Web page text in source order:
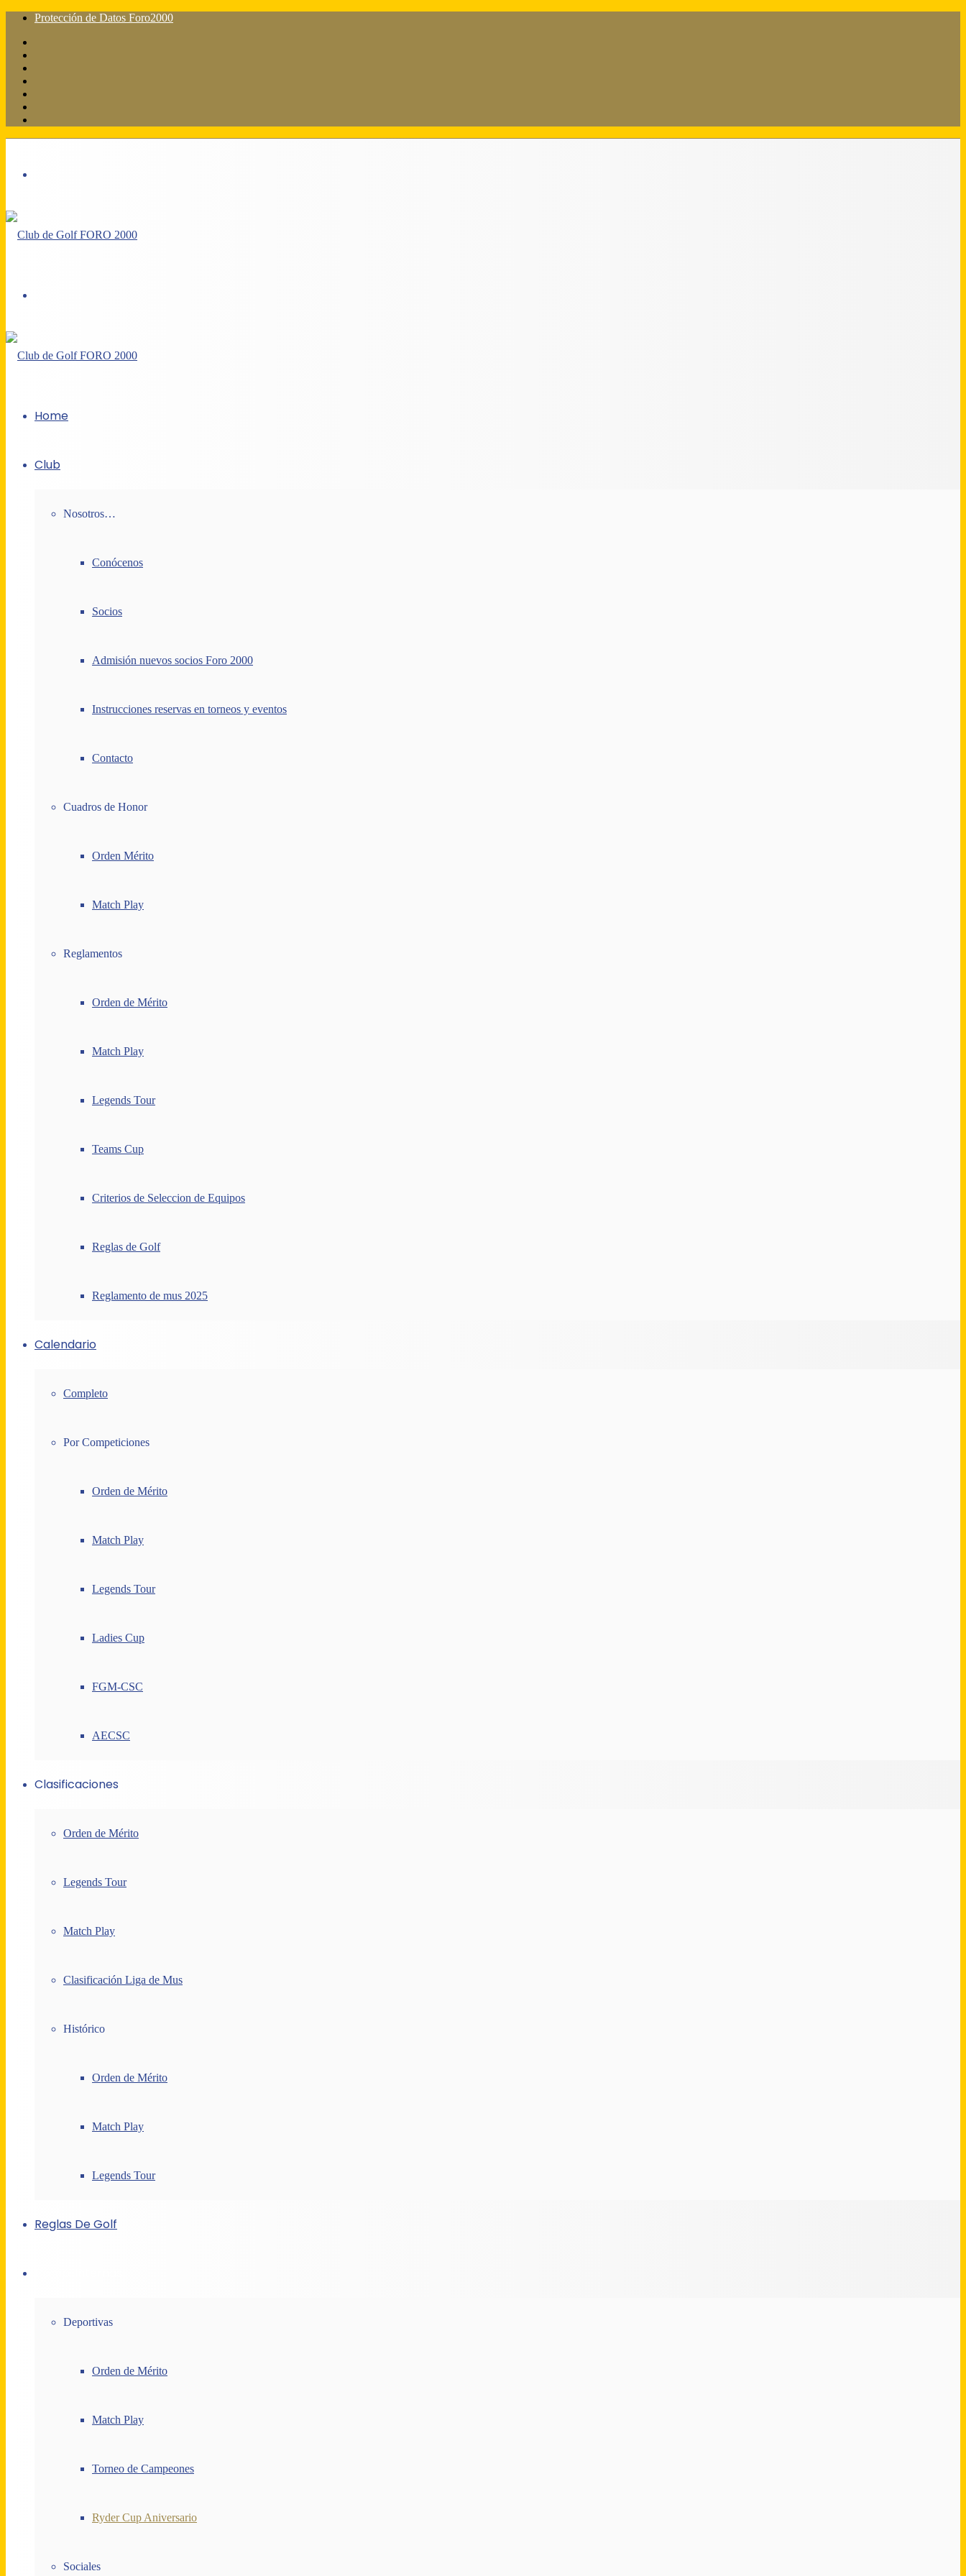
Protección de Datos Foro2000
Home
Club
Nosotros…
Conócenos
Socios
Admisión nuevos socios Foro 2000
Instrucciones reservas en torneos y eventos
Contacto
Cuadros de Honor
Orden Mérito
Match Play
Reglamentos
Orden de Mérito
Match Play
Legends Tour
Teams Cup
Criterios de Seleccion de Equipos
Reglas de Golf
Reglamento de mus 2025
Calendario
Completo
Por Competiciones
Orden de Mérito
Match Play
Legends Tour
Ladies Cup
FGM-CSC
AECSC
Clasificaciones
Orden de Mérito
Legends Tour
Match Play
Clasificación Liga de Mus
Histórico
Orden de Mérito
Match Play
Legends Tour
Reglas De Golf
Deportivas
Orden de Mérito
Match Play
Torneo de Campeones
Ryder Cup Aniversario
Sociales